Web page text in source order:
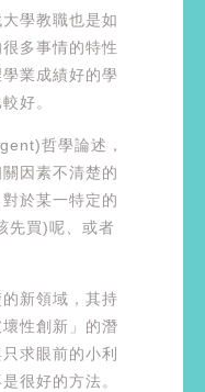
學教職也是如
多事情的特性
業成績好的學
好。
哲學論述，
因素不清楚的
於某一特定的
先買)呢、或者
新領域，其持
性創新」的潛
求眼前的小利
很好的方法。